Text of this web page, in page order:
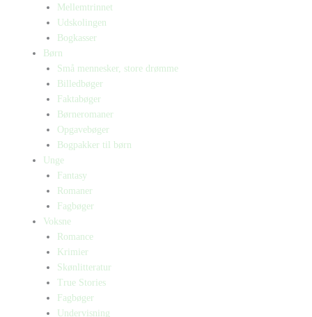
Mellemtrinnet
Udskolingen
Bogkasser
Børn
Små mennesker, store drømme
Billedbøger
Faktabøger
Børneromaner
Opgavebøger
Bogpakker til børn
Unge
Fantasy
Romaner
Fagbøger
Voksne
Romance
Krimier
Skønlitteratur
True Stories
Fagbøger
Undervisning